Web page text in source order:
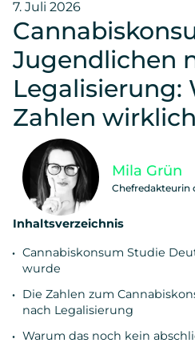
7. Juli 2026
Jugendlichen
Legalisierung:
Zahlen
Inhaltsverzeichnis
Cannabiskonsum Studie
wurde
Die Zahlen zum
nach Legalisierung
Warum das noch kein
Mila Grün
Chefredakteurin